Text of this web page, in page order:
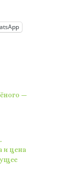
—
и цена